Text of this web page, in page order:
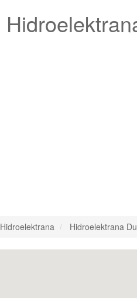
Hidroelektrana Hidroelektrana